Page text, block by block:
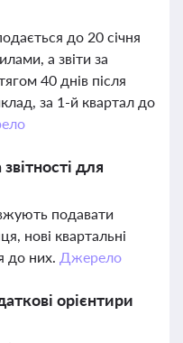
до 20 січня
а звіти за
40 днів після
за 1-й квартал до
для
подавати
нові квартальні
до них. Джерело
орієнтири